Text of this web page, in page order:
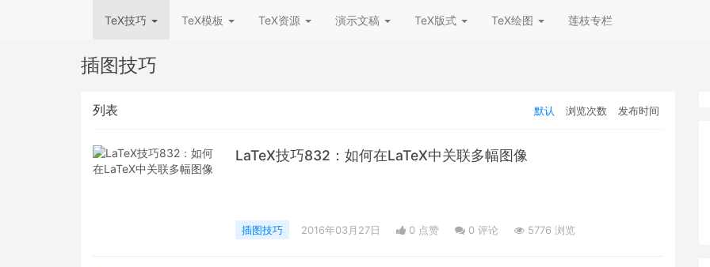
TeX技巧 TeX模板 TeX资源 演示文稿 TeX版式 TeX绘图 莲枝专栏
插图技巧
列表 默认 浏览次数 发布时间
LaTeX技巧832：如何在LaTeX中关联多幅图像
插图技巧 2016年03月27日 0 点赞 0 评论 5776 浏览